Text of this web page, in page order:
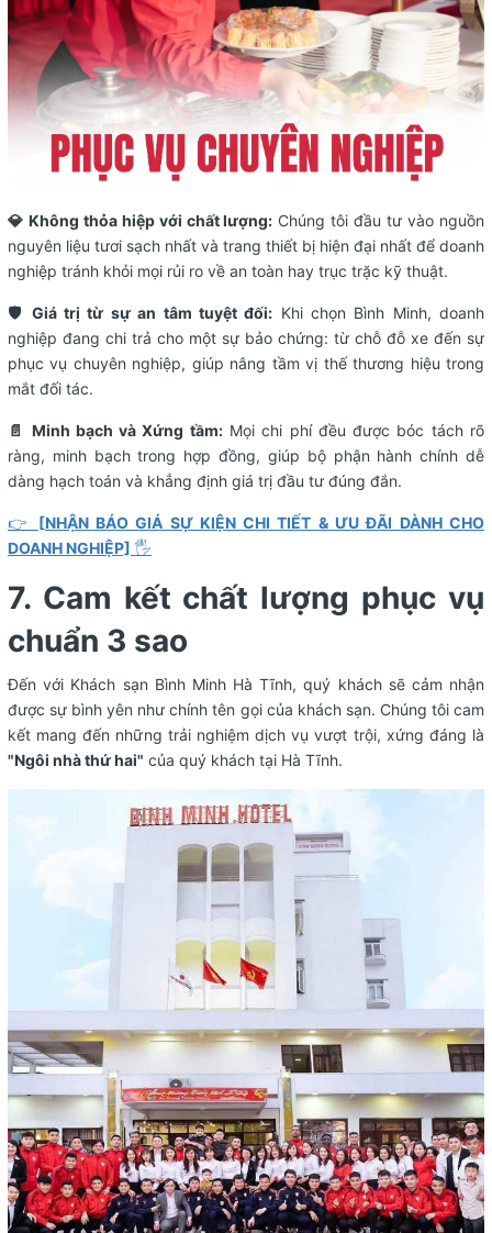
💎 Không thỏa hiệp với chất lượng: Chúng tôi đầu tư vào nguồn
nguyên liệu tươi sạch nhất và trang thiết bị hiện đại nhất để doanh
nghiệp tránh khỏi mọi rủi ro về an toàn hay trục trặc kỹ thuật.
🛡️ Giá trị từ sự an tâm tuyệt đối: Khi chọn Bình Minh, doanh
nghiệp đang chi trả cho một sự bảo chứng: từ chỗ đỗ xe đến sự
phục vụ chuyên nghiệp, giúp nâng tầm vị thế thương hiệu trong
mắt đối tác.
📄 Minh bạch và Xứng tầm:Mọi chi phí đều được bóc tách rõ
ràng, minh bạch trong hợp đồng, giúp bộ phận hành chính dễ
dàng hạch toán và khẳng định giá trị đầu tư đúng đắn.
👉 [NHẬN BÁO GIÁ SỰ KIỆN CHI TIẾT & ƯU ĐÃI DÀNH CHO
DOANH NGHIỆP] 🖐️
7. Cam kết chất lượng phục vụ
chuẩn 3 sao
Đến với Khách sạn Bình Minh Hà Tĩnh, quý khách sẽ cảm nhận
được sự bình yên như chính tên gọi của khách sạn. Chúng tôi cam
kết mang đến những trải nghiệm dịch vụ vượt trội, xứng đáng là
"Ngôi nhà thứ hai" của quý khách tại Hà Tĩnh.